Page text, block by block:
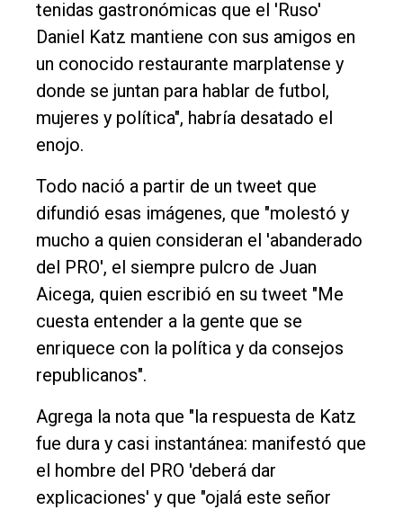
tenidas gastronómicas que el 'Ruso'
Daniel Katz mantiene con sus amigos en
un conocido restaurante marplatense y
donde se juntan para hablar de futbol,
mujeres y política", habría desatado el
enojo.
Todo nació a partir de un tweet que
difundió esas imágenes, que "molestó y
mucho a quien consideran el 'abanderado
del PRO', el siempre pulcro de Juan
Aicega, quien escribió en su tweet "Me
cuesta entender a la gente que se
enriquece con la política y da consejos
republicanos".
Agrega la nota que "la respuesta de Katz
fue dura y casi instantánea: manifestó que
el hombre del PRO 'deberá dar
explicaciones' y que "ojalá este señor